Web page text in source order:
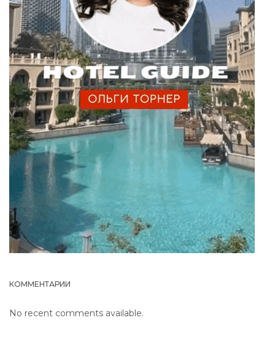
КОММЕНТАРИИ
No recent comments available.